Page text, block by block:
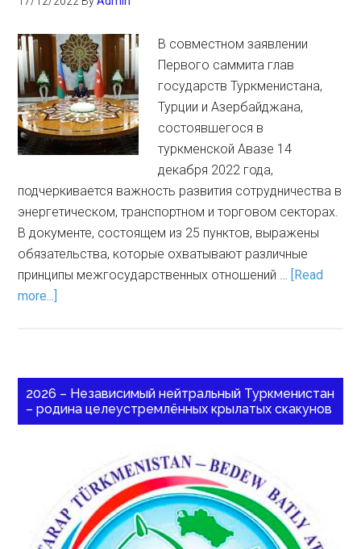
В совместном заявлении
Первого саммита глав
государств Туркменистана,
Турции и Азербайджана,
состоявшегося в
туркменской Авазе 14
декабря 2022 года,
подчеркивается важность развития сотрудничества в
энергетическом, транспортном и торговом секторах.
В документе, состоящем из 25 пунктов, выражены
обязательства, которые охватывают различные
принципы межгосударственных отношений … [Read
more...]
2026 – Независимый нейтральный Туркменистан
– родина целеустремлённых крылатых скакунов